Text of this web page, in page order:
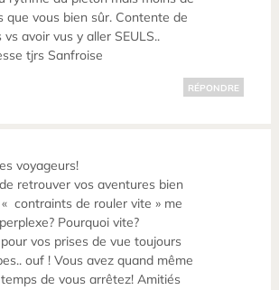
que vous bien sûr. Contente de
vs avoir vus y aller SEULS..
tjrs Sanfroise
RÉPONDRE
voyageurs!
retrouver vos aventures bien
contraints de rouler vite » me
Pourquoi vite?
vos prises de vue toujours
ouf ! Vous avez quand même
de vous arrêtez! Amitiés